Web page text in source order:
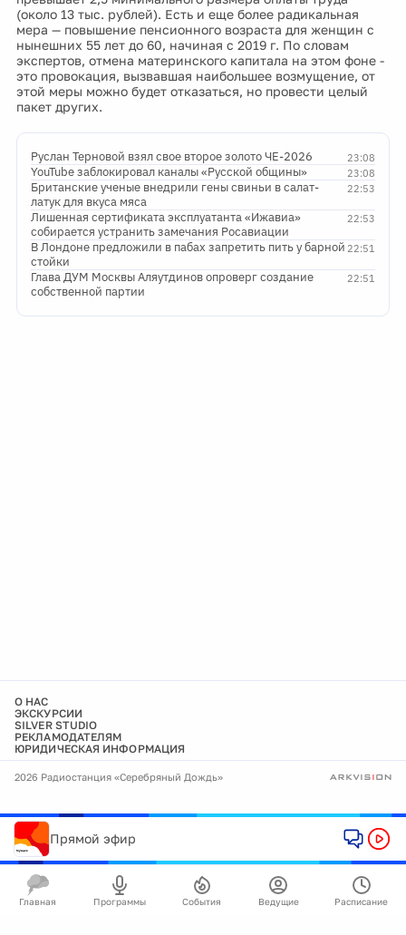
(около 13 тыс. рублей). Есть и еще более радикальная
мера — повышение пенсионного возраста для женщин с
нынешних 55 лет до 60, начиная с 2019 г. По словам
экспертов, отмена материнского капитала на этом фоне -
это провокация, вызвавшая наибольшее возмущение, от
этой меры можно будет отказаться, но провести целый
пакет других.
23:08
Руслан Терновой взял свое второе золото ЧЕ-2026
23:08
YouTube заблокировал каналы «Русской общины»
22:53
Британские ученые внедрили гены свиньи в салат-
латук для вкуса мяса
22:53
Лишенная сертификата эксплуатанта «Ижавиа»
собирается устранить замечания Росавиации
22:51
В Лондоне предложили в пабах запретить пить у барной
стойки
22:51
Глава ДУМ Москвы Аляутдинов опроверг создание
собственной партии
О НАС
ЭКСКУРСИИ
SILVER STUDIO
РЕКЛАМОДАТЕЛЯМ
ЮРИДИЧЕСКАЯ ИНФОРМАЦИЯ
2026 Радиостанция «Серебряный Дождь»
Прямой эфир
Главная Программы События Ведущие Расписание